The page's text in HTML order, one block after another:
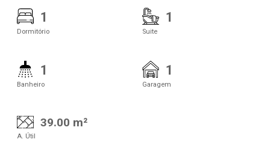
1
Dormitório
1
Suite
1
Banheiro
1
Garagem
39.00 m²
A. Útil